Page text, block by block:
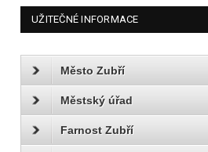
UŽITEČNÉ INFORMACE
Město Zubří
Městský úřad
Farnost Zubří